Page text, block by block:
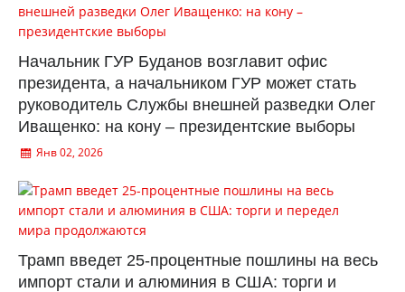
Начальник ГУР Буданов возглавит офис
президента, а начальником ГУР может стать
руководитель Службы внешней разведки Олег
Иващенко: на кону – президентские выборы
Янв 02, 2026
Трамп введет 25-процентные пошлины на весь
импорт стали и алюминия в США: торги и